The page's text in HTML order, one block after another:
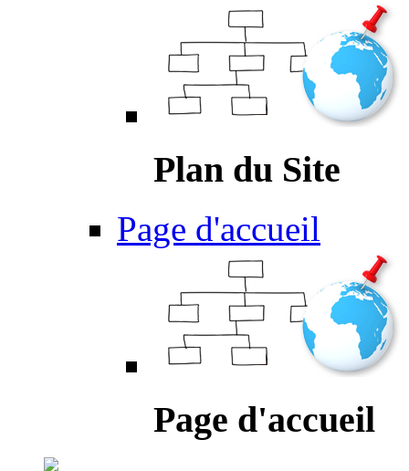
Plan du Site
Page d'accueil
Page d'accueil